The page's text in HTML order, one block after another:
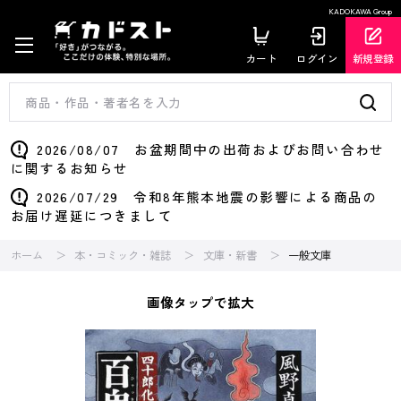
KADOKAWA Group
カート ログイン 新規登録
2026/08/07 お盆期間中の出荷およびお問い合わせ
に関するお知らせ
2026/07/29 令和8年熊本地震の影響による商品の
お届け遅延につきまして
ホーム 本・コミック・雑誌 文庫・新書 一般文庫
画像タップで拡大